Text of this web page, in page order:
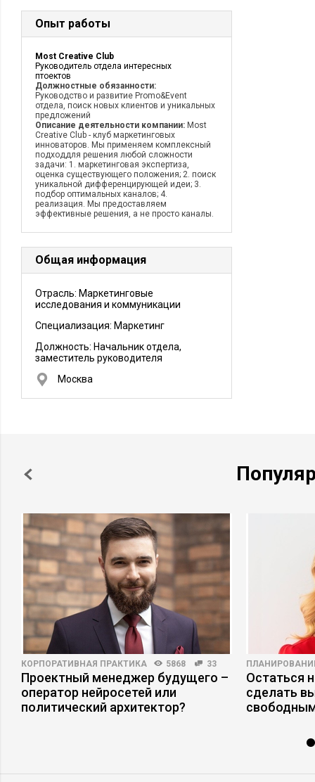
Опыт работы
Most Creative Club
Руководитель отдела интересных
птоектов
Должностные обязанности:
Руководство и развитие Promo&Event
отдела, поиск новых клиентов и уникальных
предложений
Описание деятельности компании: Most
Creative Club - клуб маркетинговых
инноваторов. Мы применяем комплексный
подходдля решения любой сложности
задачи: 1. маркетинговая экспертиза,
оценка существующего положения; 2. поиск
уникальной дифференцирующей идеи; 3.
подбор оптимальных каналов; 4.
реализация. Мы предоставляем
эффективные решения, а не просто каналы.
Общая информация
Отрасль: Маркетинговые
исследования и коммуникации
Специализация: Маркетинг
Должность: Начальник отдела,
заместитель руководителя
Москва
КОРПОРАТИВНАЯ ПРАКТИКА 5868 33
Проектный менеджер будущего –
оператор нейросетей или
политический архитектор?
Остаться
сделать